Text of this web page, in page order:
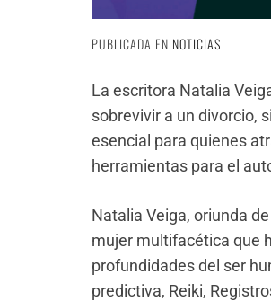
PUBLICADA EN NOTICIAS
La escritora Natalia
sobrevivir a un divorcio,
esencial para quienes
herramientas para el
Natalia Veiga, oriunda
mujer multifacética que
profundidades del ser
predictiva, Reiki,